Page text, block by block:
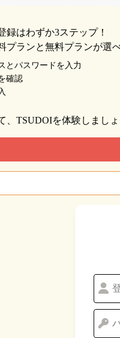
録はわずか3ステップ！
プランと無料プランが選
とパスワードを入力
確認
、TSUDOIを体験しましょ